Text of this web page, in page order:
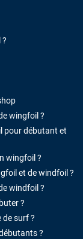
?
wingfoil ?
pour débutant et
wingfoil ?
et de windfoil ?
windfoil ?
?
de surf ?
?